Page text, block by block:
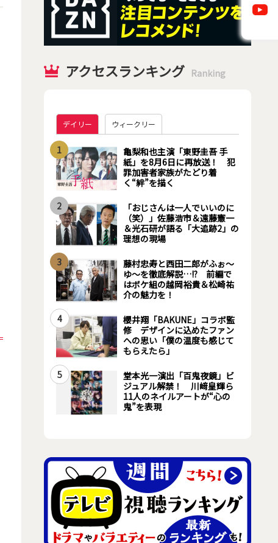
アクセスランキング Ranking
デイリー ウィークリー
1
亀梨和也主演「東野圭吾 手
紙」を8月6日に再放送！ 犯
罪加害者家族がたどり着
く“絆”を描く
2
「おじさんは一人でいいのに
（笑）」佐藤浩市＆遠藤憲一
＆光石研が語る「大追跡2」の
理想の現場
3
藤村忠寿と西田二郎がふぉ～
ゆ～を徹底解説…!? 前編で
はボケ組の越岡裕貴＆松崎祐
介の魅力を！
4
櫻井翔「BAKUNE」コラボ監
修 デザインに込めたファン
への思い「僕の温度も感じて
もらえたら」
5
堂本光一演出「百鬼夜鏡」ビ
ジュアル解禁！ 川﨑皇輝ら
11人のネイルアートが“心の
鬼”を表現